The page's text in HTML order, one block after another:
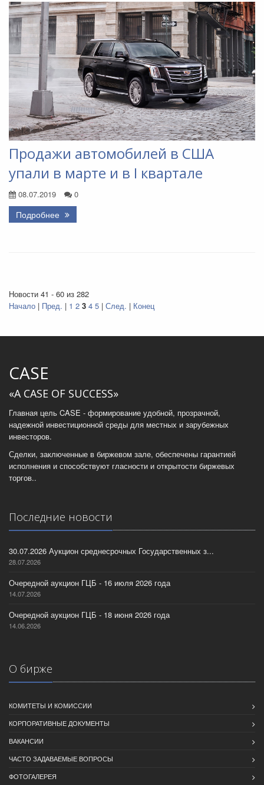
Продажи автомобилей в США
упали в марте и в I квартале
08.07.2019 0
Подробнее
Новости 41 - 60 из 282
Начало | Пред. | 1 2 3 4 5 | След. | Конец
CASE
«A CASE OF SUCCESS»
Главная цель CASE - формирование удобной, прозрачной,
надежной инвестиционной среды для местных и зарубежных
инвесторов.
Сделки, заключенные в биржевом зале, обеспечены гарантией
исполнения и способствуют гласности и открытости биржевых
торгов..
Последние новости
30.07.2026 Аукцион среднесрочных Государственных з...
28.07.2026
Очередной аукцион ГЦБ - 16 июля 2026 года
14.07.2026
Очередной аукцион ГЦБ - 18 июня 2026 года
14.06.2026
О бирже
КОМИТЕТЫ И КОМИССИИ
КОРПОРАТИВНЫЕ ДОКУМЕНТЫ
ВАКАНСИИ
ЧАСТО ЗАДАВАЕМЫЕ ВОПРОСЫ
ФОТОГАЛЕРЕЯ